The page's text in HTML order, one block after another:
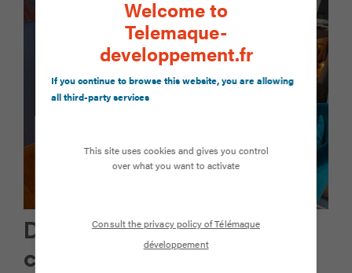
Développer mon projet de
coopération
Welcome to
Telemaque-
developpement.fr
If you continue to browse this website, you are allowing
all third-party services
This site uses cookies and gives you control
over what you want to activate
Consult the privacy policy of Télémaque
développement